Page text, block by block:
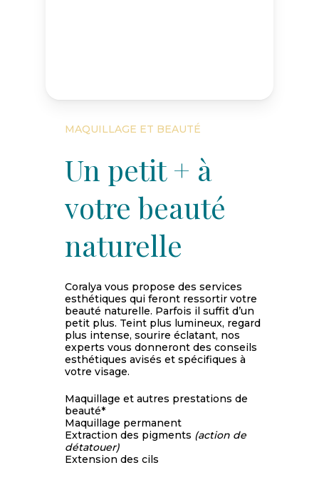
MAQUILLAGE ET BEAUTÉ
Un petit + à
votre beauté
naturelle
Coralya vous propose des services
esthétiques qui feront ressortir votre
beauté naturelle. Parfois il suffit d’un
petit plus. Teint plus lumineux, regard
plus intense, sourire éclatant, nos
experts vous donneront des conseils
esthétiques avisés et spécifiques à
votre visage.
Maquillage et autres prestations de
beauté*
Maquillage permanent
Extraction des pigments (action de
détatouer)
Extension des cils